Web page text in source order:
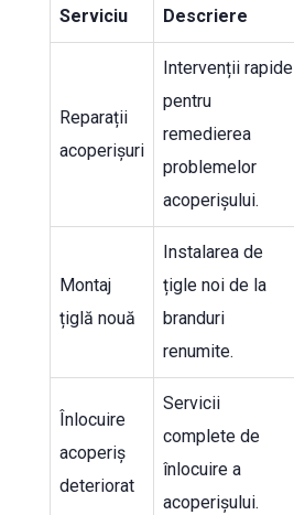
Serviciu Descriere
Reparații
acoperișuri
Intervenții rapide
pentru
remedierea
problemelor
acoperișului.
Montaj
țiglă nouă
Instalarea de
țigle noi de la
branduri
renumite.
Înlocuire
acoperiș
deteriorat
Servicii
complete de
înlocuire a
acoperișului.